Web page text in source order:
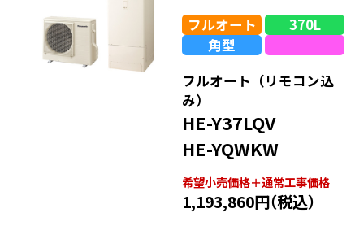
フルオート
370L
角型
フルオート（リモコン込
み）
HE-Y37LQV
HE-YQWKW
希望⼩売価格＋通常⼯事価格
1,193,860円（税込）